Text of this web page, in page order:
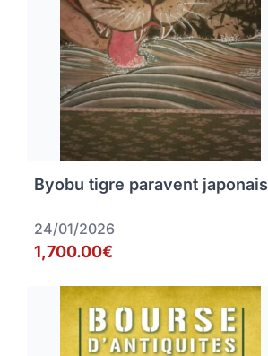
Byobu tigre paravent japonais
24/01/2026
1,700.00€